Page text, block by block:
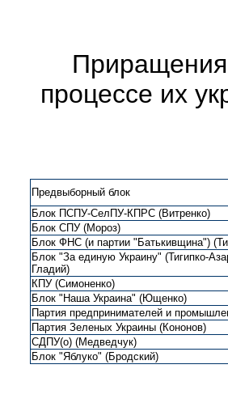
Приращения
процессе их
Предвыборный блок
Блок ПСПУ-СелПУ-КПРС (Витренко)
Блок СПУ (Мороз)
Блок ФНС (и партии "Батькивщина")
Блок "За единую Украину" (Тигипко-
Гладий)
КПУ (Симоненко)
Блок "Наша Украина" (Ющенко)
Партия предпринимателей и
Партия Зеленых Украины (Кононов)
СДПУ(о) (Медведчук)
Блок "Яблуко" (Бродский)